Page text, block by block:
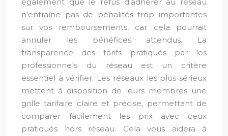
n’entraîne pas de pénalités trop importantes
sur vos remboursements, car cela pourrait
annuler les bénéfices attendus. La
transparence des tarifs pratiqués par les
professionnels du réseau est un critère
essentiel à vérifier. Les réseaux les plus sérieux
mettent à disposition de leurs membres une
grille tarifaire claire et précise, permettant de
comparer facilement les prix avec ceux
pratiqués hors réseau. Cela vous aidera à